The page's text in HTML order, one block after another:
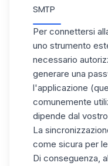
SMTP
Per connettersi
uno strumento
necessario
generare una
l'applicazione
comunemente
dipende dal
La
come sicura per
Di conseguenza,